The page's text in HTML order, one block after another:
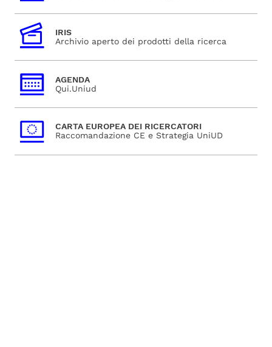
IRIS
Archivio aperto dei prodotti della ricerca
AGENDA
Qui.Uniud
CARTA EUROPEA DEI RICERCATORI
Raccomandazione CE e Strategia UniUD